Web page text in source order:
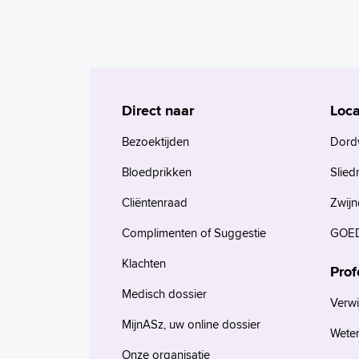
Direct naar
Bezoektijden
Bloedprikken
Cliëntenraad
Complimenten of Suggestie
Klachten
Medisch dossier
MijnASz, uw online dossier
Onze organisatie